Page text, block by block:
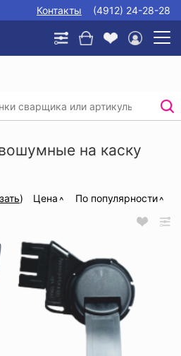
Контакты (4912) 24-28-28
на каску
на каску
) Цена
По популярности